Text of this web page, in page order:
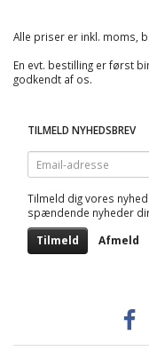
Alle priser er inkl. moms,
En evt. bestilling er først
godkendt af os.
TILMELD NYHEDSBREV
Email-
adresse
Tilmeld dig vores
spændende nyheder
Tilmeld Afmeld